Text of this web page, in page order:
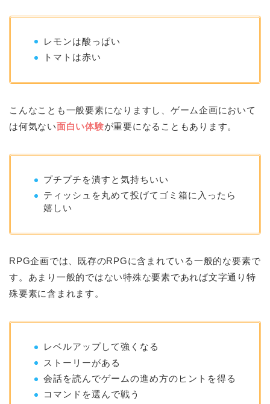
レモンは酸っぱい
トマトは赤い
こんなことも一般要素になりますし、ゲーム企画において
は何気ない面白い体験が重要になることもあります。
プチプチを潰すと気持ちいい
ティッシュを丸めて投げてゴミ箱に入ったら
嬉しい
RPG企画では、既存のRPGに含まれている一般的な要素で
す。あまり一般的ではない特殊な要素であれば文字通り特
殊要素に含まれます。
レベルアップして強くなる
ストーリーがある
会話を読んでゲームの進め方のヒントを得る
コマンドを選んで戦う